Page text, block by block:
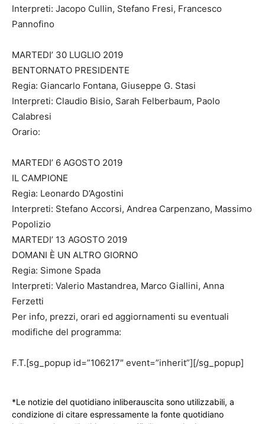
Interpreti: Jacopo Cullin, Stefano Fresi, Francesco
Pannofino
MARTEDI’ 30 LUGLIO 2019
BENTORNATO PRESIDENTE
Regia: Giancarlo Fontana, Giuseppe G. Stasi
Interpreti: Claudio Bisio, Sarah Felberbaum, Paolo
Calabresi
Orario:
MARTEDI’ 6 AGOSTO 2019
IL CAMPIONE
Regia: Leonardo D’Agostini
Interpreti: Stefano Accorsi, Andrea Carpenzano, Massimo
Popolizio
MARTEDI’ 13 AGOSTO 2019
DOMANI È UN ALTRO GIORNO
Regia: Simone Spada
Interpreti: Valerio Mastandrea, Marco Giallini, Anna
Ferzetti
Per info, prezzi, orari ed aggiornamenti su eventuali
modifiche del programma:
F.T.[sg_popup id=”106217″ event=”inherit”][/sg_popup]
*Le notizie del quotidiano inliberauscita sono utilizzabili, a
condizione di citare espressamente la fonte quotidiano